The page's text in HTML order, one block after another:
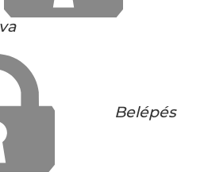
Belépés